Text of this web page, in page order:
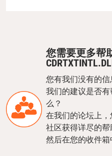
您需要更多帮
您有我们没有的信
我们的建议是否
么？
在我们的论坛上
社区获得详尽的帮
然后在您的收件箱